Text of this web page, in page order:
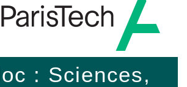
: Sciences,